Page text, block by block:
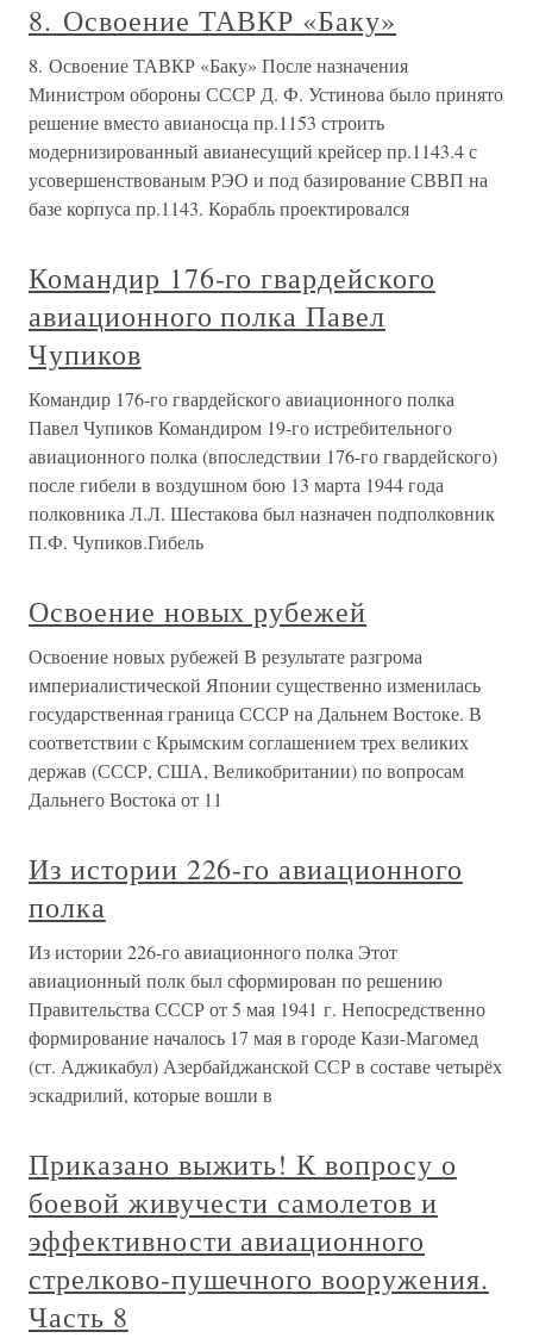
8. Освоение ТАВКР «Баку»
8. Освоение ТАВКР «Баку» После назначения
Министром обороны СССР Д. Ф. Устинова было принято
решение вместо авианосца пр.1153 строить
модернизированный авианесущий крейсер пр.1143.4 с
усовершенствованым РЭО и под базирование СВВП на
базе корпуса пр.1143. Корабль проектировался
Командир 176-го гвардейского
авиационного полка Павел
Чупиков
Командир 176-го гвардейского авиационного полка
Павел Чупиков Командиром 19-го истребительного
авиационного полка (впоследствии 176-го гвардейского)
после гибели в воздушном бою 13 марта 1944 года
полковника Л.Л. Шестакова был назначен подполковник
П.Ф. Чупиков.Гибель
Освоение новых рубежей
Освоение новых рубежей В результате разгрома
империалистической Японии существенно изменилась
государственная граница СССР на Дальнем Востоке. В
соответствии с Крымским соглашением трех великих
держав (СССР, США, Великобритании) по вопросам
Дальнего Востока от 11
Из истории 226-го авиационного
полка
Из истории 226-го авиационного полка Этот
авиационный полк был сформирован по решению
Правительства СССР от 5 мая 1941 г. Непосредственно
формирование началось 17 мая в городе Кази-Магомед
(ст. Аджикабул) Азербайджанской ССР в составе четырёх
эскадрилий, которые вошли в
Приказано выжить! К вопросу о
боевой живучести самолетов и
эффективности авиационного
стрелково-пушечного вооружения.
Часть 8